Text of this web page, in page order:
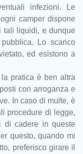
infezioni. Le
camper dispone
tali liquidi, e dunque
Lo scarico
ed esistono a
pratica è ben altra
con arroganza e
In caso di multe, è
procedure di legge,
di cadere in queste
questo, quando mi
preferisco girare il